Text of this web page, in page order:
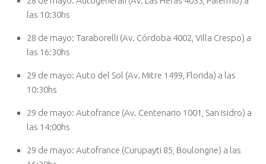
las 10:30hs
28 de mayo: Taraborelli (Av. Córdoba 4002, Villa Crespo) a
las 16:30hs
29 de mayo: Auto del Sol (Av. Mitre 1499, Florida) a las
10:30hs
29 de mayo: Autofrance (Av. Centenario 1001, San Isidro) a
las 14:00hs
29 de mayo: Autofrance (Curupayti 85, Boulongne) a las